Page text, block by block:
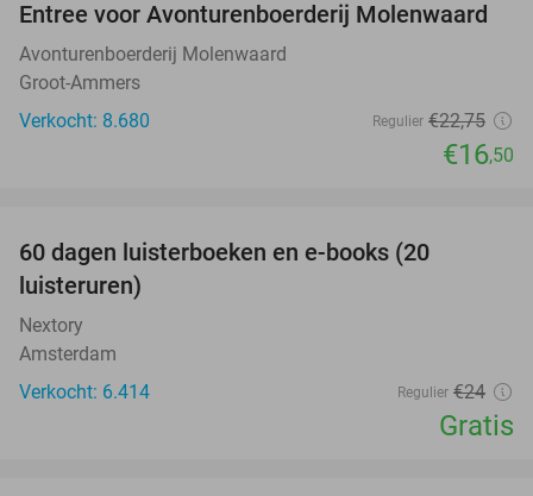
27%
Entree voor Avonturenboerderij Molenwaard
Avonturenboerderij Molenwaard
Groot-Ammers
Verkocht: 8.680
Regulier €22,75
€16,50
60 dagen luisterboeken en e-books (20
luisteruren)
Nextory
Amsterdam
Verkocht: 6.414
Regulier €24
Gratis